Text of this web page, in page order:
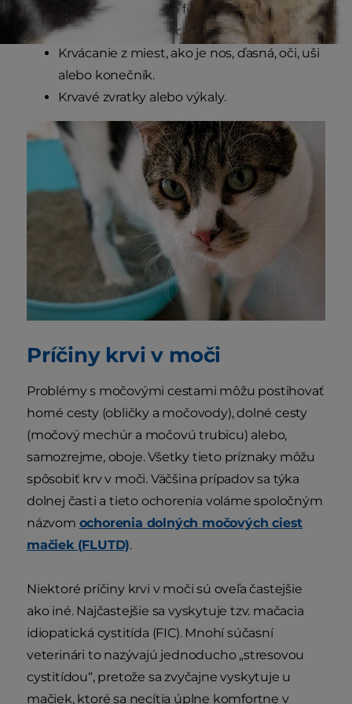
Odreniny na koži vo forme zjavných
odrenín alebo malých bodiek.
Krvácanie z miest, ako je nos, ďasná, oči, uši
alebo konečník.
Krvavé zvratky alebo výkaly.
Príčiny krvi v moči
Problémy s močovými cestami môžu postihovať
horné cesty (obličky a močovody), dolné cesty
(močový mechúr a močovú trubicu) alebo,
samozrejme, oboje. Všetky tieto príznaky môžu
spôsobiť krv v moči. Väčšina prípadov sa týka
dolnej časti a tieto ochorenia voláme spoločným
názvom ochorenia dolných močových ciest
mačiek (FLUTD).
Niektoré príčiny krvi v moči sú oveľa častejšie
ako iné. Najčastejšie sa vyskytuje tzv. mačacia
idiopatická cystitída (FIC). Mnohí súčasní
veterinári to nazývajú jednoducho „stresovou
cystitídou“, pretože sa zvyčajne vyskytuje u
mačiek, ktoré sa necítia úplne komfortne v